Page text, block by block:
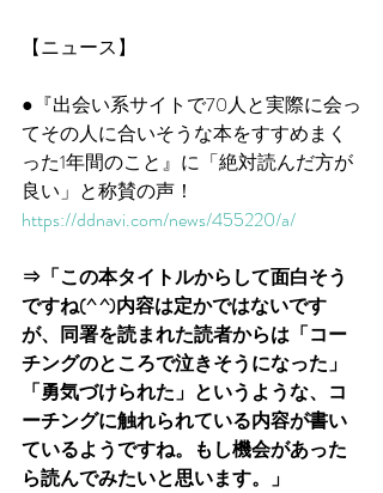
【ニュース】
●『出会い系サイトで70人と実際に会っ
てその人に合いそうな本をすすめまく
った1年間のこと』に「絶対読んだ方が
良い」と称賛の声！
https://ddnavi.com/news/455220/a/
⇒「この本タイトルからして面白そう
ですね(^ ^)内容は定かではないです
が、同署を読まれた読者からは「コー
チングのところで泣きそうになった」
「勇気づけられた」というような、コ
ーチングに触れられている内容が書い
ているようですね。もし機会があった
ら読んでみたいと思います。」